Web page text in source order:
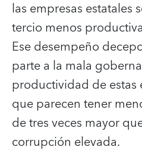
las empresas estatales
tercio menos
Ese desempeño
parte a la mala
productividad de estas
que parecen tener
de tres veces mayor
corrupción elevada.